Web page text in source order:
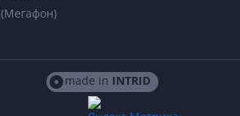
(Мегафон)
made in INTRID